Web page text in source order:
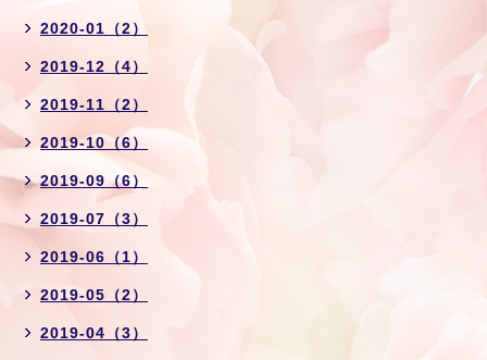
2020-01（2）
2019-12（4）
2019-11（2）
2019-10（6）
2019-09（6）
2019-07（3）
2019-06（1）
2019-05（2）
2019-04（3）